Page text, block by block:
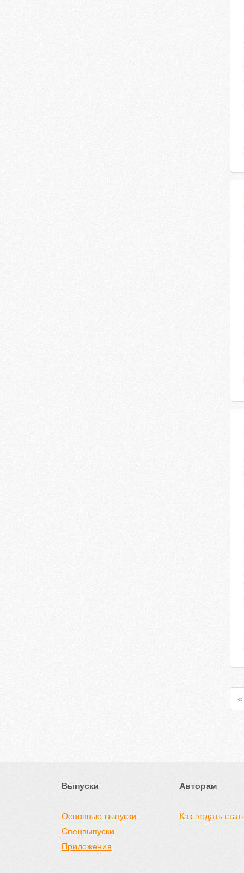
«
Выпуски
Основные выпуски
Спецвыпуски
Приложения
Авторам
Как подать